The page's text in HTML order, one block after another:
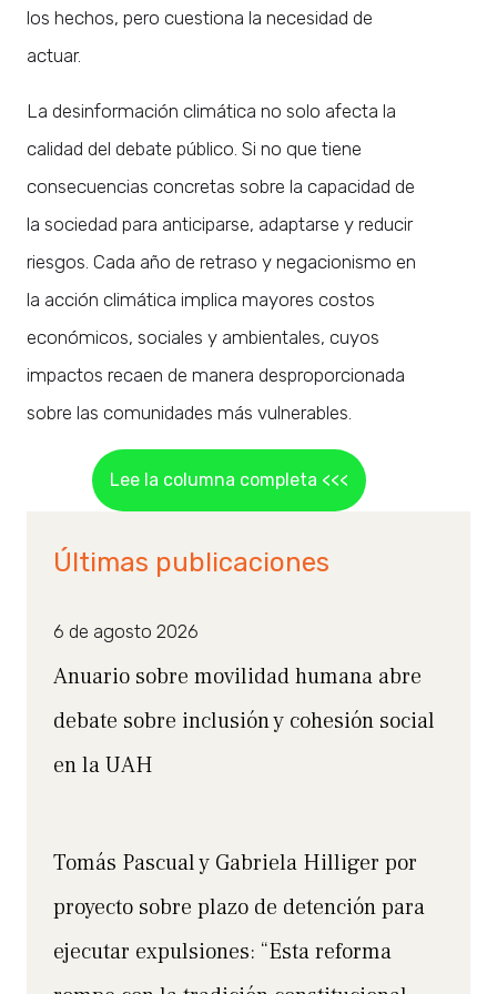
los hechos, pero cuestiona la necesidad de
actuar.
La desinformación climática no solo afecta la
calidad del debate público. Si no que tiene
consecuencias concretas sobre la capacidad de
la sociedad para anticiparse, adaptarse y reducir
riesgos. Cada año de retraso y negacionismo en
la acción climática implica mayores costos
económicos, sociales y ambientales, cuyos
impactos recaen de manera desproporcionada
sobre las comunidades más vulnerables.
Lee la columna completa <<<
Últimas publicaciones
6 de agosto 2026
Anuario sobre movilidad humana abre
debate sobre inclusión y cohesión social
en la UAH
Tomás Pascual y Gabriela Hilliger por
proyecto sobre plazo de detención para
ejecutar expulsiones: “Esta reforma